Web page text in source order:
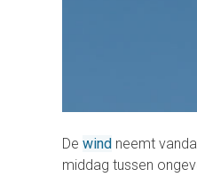
De wind neemt
middag tussen